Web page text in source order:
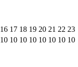
16 17 18 19 20 21 22 23
10 10 10 10 10 10 10 10